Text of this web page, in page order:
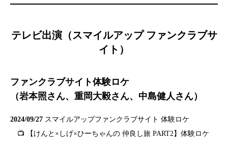
テレビ出演（スマイルアップ ファンクラブサ
イト）
ファンクラブサイト体験ロケ
（岩本照さん、重岡大毅さん、中島健人さん）
2024/09/27 スマイルアップファンクラブサイト 体験ロケ
📺 【けんと×しげ×ひーちゃんの 仲良し旅 PART2】体験ロケ